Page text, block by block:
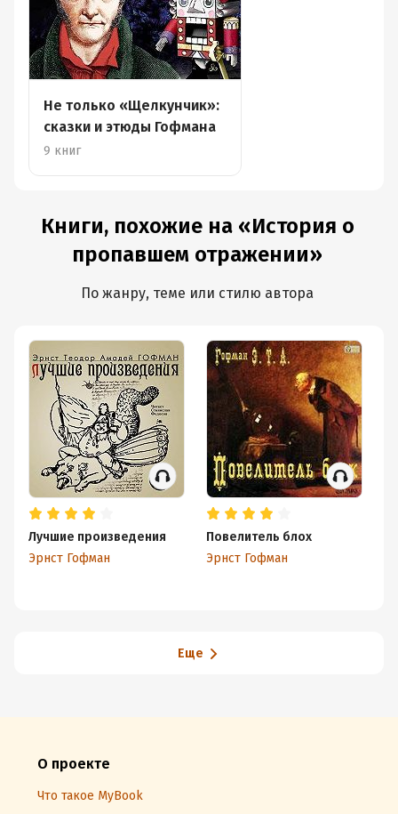
Не только «Щелкунчик»:
сказки и этюды Гофмана
9 книг
Книги, похожие на «История о
пропавшем отражении»
По жанру, теме или стилю автора
Лучшие произведения
Эрнст Гофман
Повелитель блох
Эрнст Гофман
Еще
О проекте
Что такое MyBook